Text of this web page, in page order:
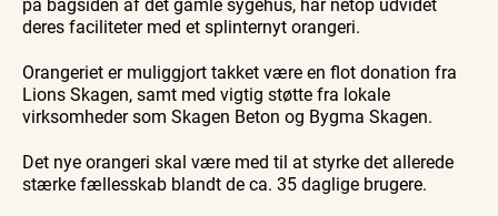
BedfordBedford
deres faciliteter med et splinternyt orangeri.
Orangeriet er muliggjort takket være en flot donation fra
Lions Skagen, samt med vigtig støtte fra lokale
virksomheder som Skagen Beton og Bygma Skagen.
Det nye orangeri skal være med til at styrke det allerede
stærke fællesskab blandt de ca. 35 daglige brugere.